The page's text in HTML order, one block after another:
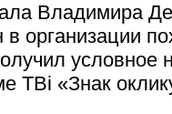
Владимира
организации
условное
ТВi «Знак